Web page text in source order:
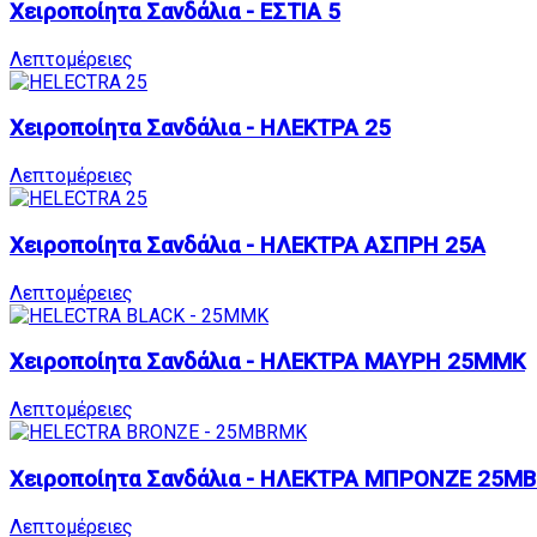
Χειροποίητα Σανδάλια - ΕΣΤΙΑ 5
Λεπτομέρειες
Χειροποίητα Σανδάλια - ΗΛΕΚΤΡΑ 25
Λεπτομέρειες
Χειροποίητα Σανδάλια - ΗΛΕΚΤΡΑ ΑΣΠΡΗ 25A
Λεπτομέρειες
Χειροποίητα Σανδάλια - ΗΛΕΚΤΡΑ ΜΑΥΡΗ 25MMK
Λεπτομέρειες
Χειροποίητα Σανδάλια - ΗΛΕΚΤΡΑ ΜΠΡΟΝΖΕ
Λεπτομέρειες